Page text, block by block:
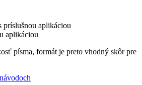
príslušnou aplikáciou
aplikáciou
písma, formát je preto vhodný skôr pre